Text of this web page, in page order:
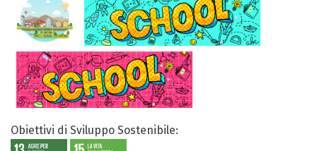
Obiettivi di Sviluppo Sostenibile: